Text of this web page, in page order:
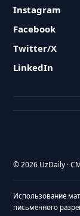
Instagram
Facebook
Twitter/X
LinkedIn
© 2026 UzDaily ·
Использование
письменного